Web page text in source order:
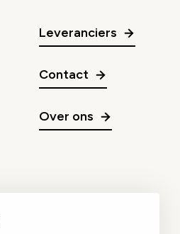
Leveranciers
Contact
Over ons